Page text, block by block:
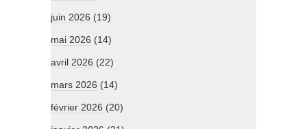
juin 2026 (19)
mai 2026 (14)
avril 2026 (22)
mars 2026 (14)
février 2026 (20)